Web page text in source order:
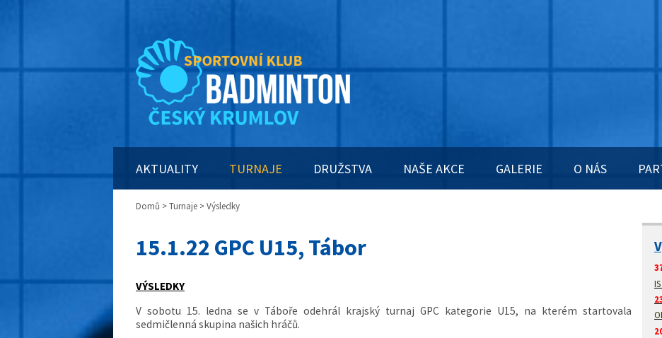
AKTUALITY TURNAJE DRUŽSTVA NAŠE AKCE GALERIE O NÁS
Domů >Turnaje > Výsledky
15.1.22 GPC U15, Tábor
VÝSLEDKY
V sobotu 15. ledna se v Táboře odehrál krajský turnaj GPC kategorie U15, na kterém startovala
sedmičlenná skupina našich hráčů.